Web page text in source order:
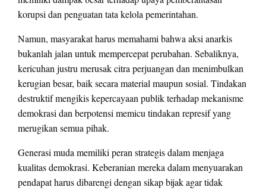
korupsi dan penguatan tata kelola pemerintahan.
Namun, masyarakat harus memahami bahwa aksi anarkis
bukanlah jalan untuk mempercepat perubahan. Sebaliknya,
kericuhan justru merusak citra perjuangan dan menimbulkan
kerugian besar, baik secara material maupun sosial. Tindakan
destruktif mengikis kepercayaan publik terhadap mekanisme
demokrasi dan berpotensi memicu tindakan represif yang
merugikan semua pihak.
Generasi muda memiliki peran strategis dalam menjaga
kualitas demokrasi. Keberanian mereka dalam menyuarakan
pendapat harus dibarengi dengan sikap bijak agar tidak